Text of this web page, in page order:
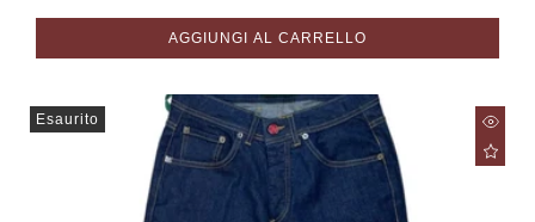
AGGIUNGI AL CARRELLO
Esaurito